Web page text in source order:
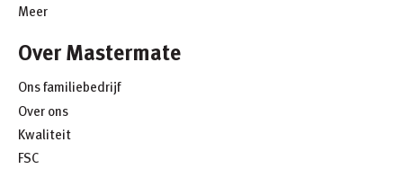
Meer
Over Mastermate
Ons familiebedrijf
Over ons
Kwaliteit
FSC